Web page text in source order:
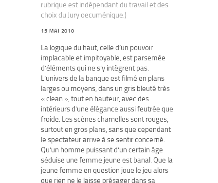
rubrique est indépendant du travail et des
choix du Jury oecuménique.)
15 MAI 2010
La logique du haut, celle d’un pouvoir
implacable et impitoyable, est parsemée
d’éléments qui ne s’y intègrent pas.
L’univers de la banque est filmé en plans
larges ou moyens, dans un gris bleuté très
« clean », tout en hauteur, avec des
intérieurs d’une élégance aussi feutrée que
froide. Les scènes charnelles sont rouges,
surtout en gros plans, sans que cependant
le spectateur arrive à se sentir concerné.
Qu’un homme puissant d’un certain âge
séduise une femme jeune est banal. Que la
jeune femme en question joue le jeu alors
que rien ne le laisse présager dans sa